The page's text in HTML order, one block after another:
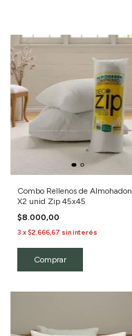
Combo Rellenos de Almohadon
X2 unid Zip 45x45
$8.000,00
3 x$2.666,67 sin interés